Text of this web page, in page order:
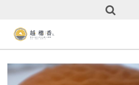
越
穗
香
Us